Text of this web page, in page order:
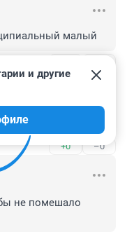
малый
+0 –0
и другие
не помешало